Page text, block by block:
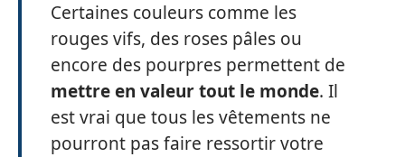
Certaines couleurs comme les
rouges vifs, des roses pâles ou
encore des pourpres permettent de
mettre en valeur tout le monde. Il
est vrai que tous les vêtements ne
pourront pas faire ressortir votre